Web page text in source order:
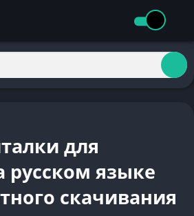
для
русском языке
скачивания